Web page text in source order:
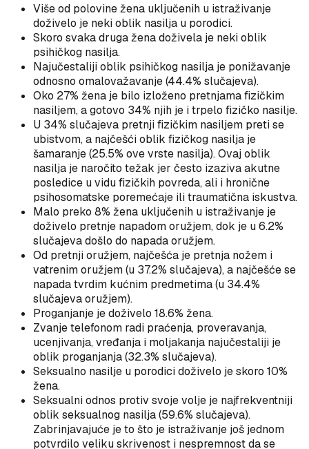
Više od polovine žena uključenih u istraživanje
doživelo je neki oblik nasilja u porodici.
Skoro svaka druga žena doživela je neki oblik
psihičkog nasilja.
Najučestaliji oblik psihičkog nasilja je ponižavanje
odnosno omalovažavanje (44.4% slučajeva).
Oko 27% žena je bilo izloženo pretnjama fizičkim
nasiljem, a gotovo 34% njih je i trpelo fizičko nasilje.
U 34% slučajeva pretnji fizičkim nasiljem preti se
ubistvom, a najčešći oblik fizičkog nasilja je
šamaranje (25.5% ove vrste nasilja). Ovaj oblik
nasilja je naročito težak jer često izaziva akutne
posledice u vidu fizičkih povreda, ali i hronične
psihosomatske poremećaje ili traumatična iskustva.
Malo preko 8% žena uključenih u istraživanje je
doživelo pretnje napadom oružjem, dok je u 6.2%
slučajeva došlo do napada oružjem.
Od pretnji oružjem, najčešća je pretnja nožem i
vatrenim oružjem (u 37.2% slučajeva), a najčešće se
napada tvrdim kućnim predmetima (u 34.4%
slučajeva oružjem).
Proganjanje je doživelo 18.6% žena.
Zvanje telefonom radi praćenja, proveravanja,
ucenjivanja, vređanja i moljakanja najučestaliji je
oblik proganjanja (32.3% slučajeva).
Seksualno nasilje u porodici doživelo je skoro 10%
žena.
Seksualni odnos protiv svoje volje je najfrekventniji
oblik seksualnog nasilja (59.6% slučajeva).
Zabrinjavajuće je to što je istraživanje još jednom
potvrdilo veliku skrivenost i nespremnost da se